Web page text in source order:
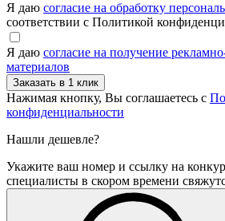
Я даю согласие на обработку
соответствии с Политикой
Я даю согласие на получение
материалов
Нажимая кнопку, Вы соглашаетесь с
конфиденциальности
Нашли дешевле?
Укажите ваш номер и ссылку на
специалисты в скором времени